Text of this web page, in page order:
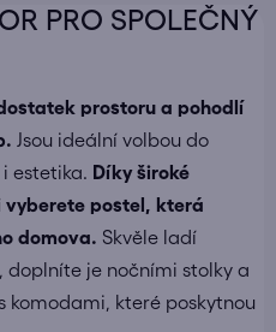
PRO SPOLEČNÝ
prostoru a pohodlí
Jsou ideální volbou do
estetika. Díky široké
vyberete postel, která
domova. Skvěle ladí
, doplníte je nočními stolky a
komodami , které poskytnou